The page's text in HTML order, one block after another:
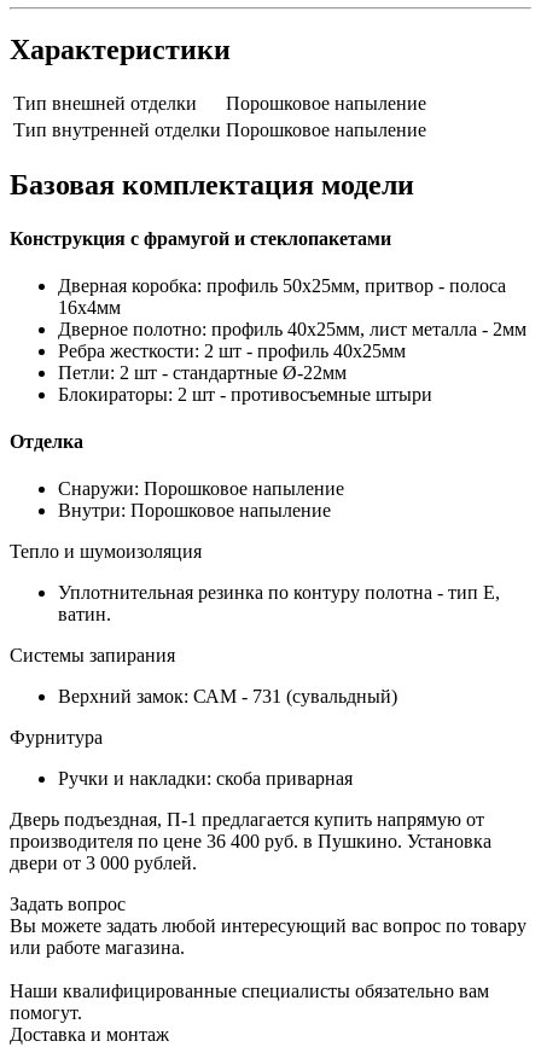
Характеристики
Тип внешней отделки
Порошковое напыление
Тип внутренней отделки Порошковое напыление
Базовая комплектация модели
Конструкция с фрамугой и стеклопакетами
Дверная коробка: профиль 50х25мм, притвор - полоса
16х4мм
Дверное полотно: профиль 40х25мм, лист металла - 2мм
Ребра жесткости: 2 шт - профиль 40х25мм
Петли: 2 шт - стандартные Ø-22мм
Блокираторы: 2 шт - противосъемные штыри
Отделка
Снаружи: Порошковое напыление
Внутри: Порошковое напыление
Тепло и шумоизоляция
Уплотнительная резинка по контуру полотна - тип Е,
ватин.
Системы запирания
Верхний замок: САМ - 731 (сувальдный)
Фурнитура
Ручки и накладки: скоба приварная
Дверь подъездная, П-1 предлагается купить напрямую от
производителя по цене 36 400 руб. в Пушкино. Установка
двери от 3 000 рублей.
Задать вопрос
Вы можете задать любой интересующий вас вопрос по товару
или работе магазина.
Наши квалифицированные специалисты обязательно вам
помогут.
Доставка и монтаж